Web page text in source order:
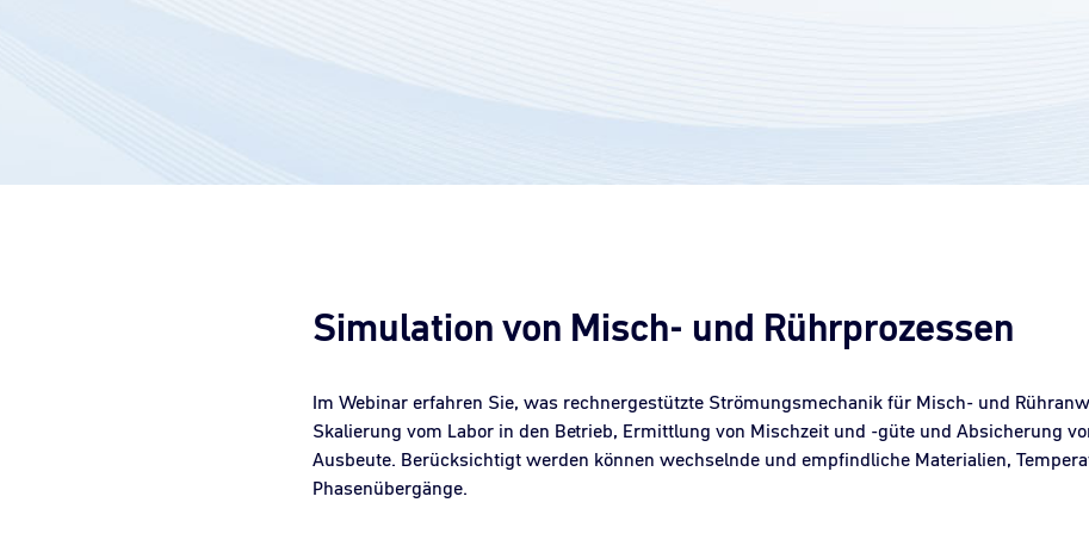
Simulation von Misch- und Rührprozessen
Im Webinar erfahren Sie, was rechnergestützte Strömungsmechanik für Misch- und
Skalierung vom Labor in den Betrieb, Ermittlung von Mischzeit und -güte und Absicherung
Ausbeute. Berücksichtigt werden können wechselnde und empfindliche Materialien,
Phasenübergänge.